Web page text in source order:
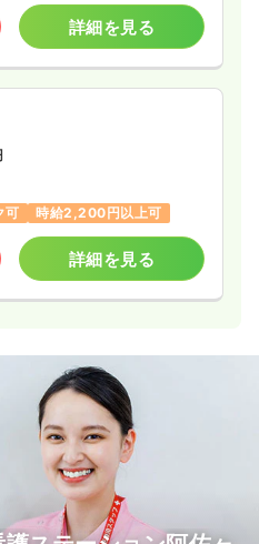
詳細を見る
可 時給2,200円以上可
詳細を見る